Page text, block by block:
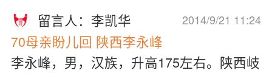
2014/9/21 11:24
留言人：李凯华
70母亲盼儿回 陕西李永峰
李永峰，男，汉族，升高175左右。陕西岐